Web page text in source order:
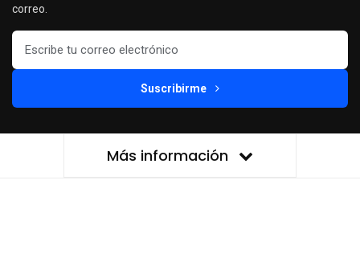
correo.
Suscribirme
Más información